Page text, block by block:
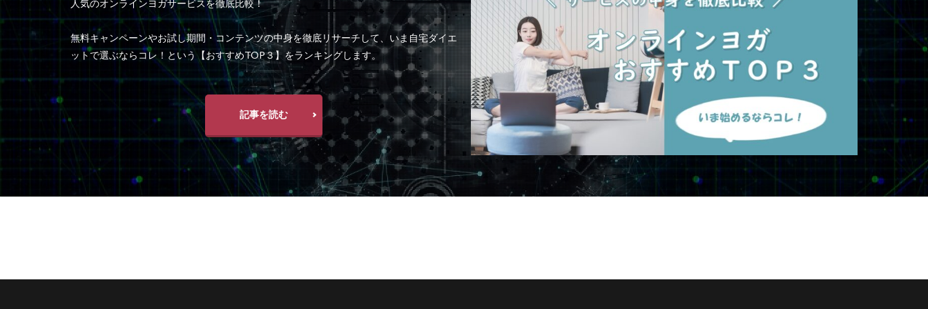
人気のオンラインヨガサービスを徹底比較！
無料キャンペーンやお試し期間・コンテンツの中身を徹底リサーチして、いま自宅ダイエ
ットで選ぶならコレ！という【おすすめTOP３】をランキングします。
記事を読む